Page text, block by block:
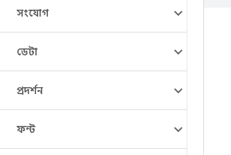
সংযোগ
ডেটা
প্রদর্শন
ফন্ট